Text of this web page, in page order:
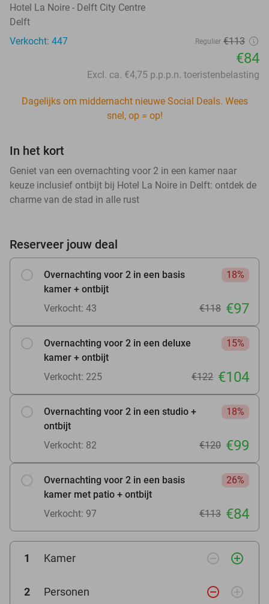
Hotel La Noire - Delft City Centre
Delft
Verkocht: 447
Regulier €113
€84
Excl. ca. €4,75 p.p.p.n. toeristenbelasting
Dagelijks om middernacht nieuwe Social Deals. Wees
snel, op = op!
In het kort
Geniet van een overnachting voor 2 in een kamer naar
keuze inclusief ontbijt bij Hotel La Noire in Delft: ontdek de
charme van de stad in alle rust
Reserveer jouw deal
Overnachting voor 2 in een basis
kamer + ontbijt
18%
Verkocht: 43 €118 €97
Overnachting voor 2 in een deluxe
kamer + ontbijt
15%
Verkocht: 225 €122 €104
Overnachting voor 2 in een studio +
ontbijt
18%
Verkocht: 82 €120 €99
Overnachting voor 2 in een basis
kamer met patio + ontbijt
26%
Verkocht: 97 €113 €84
1 Kamer remove_circle_outline add_circle_outline
2 Personen remove_circle_outline add_circle_outline